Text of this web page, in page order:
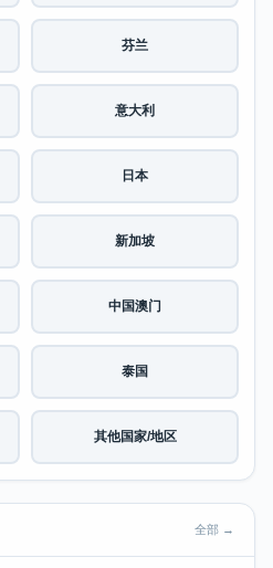
芬兰
意大利
日本
新加坡
中国澳门
泰国
其他国家/地区
全部 →